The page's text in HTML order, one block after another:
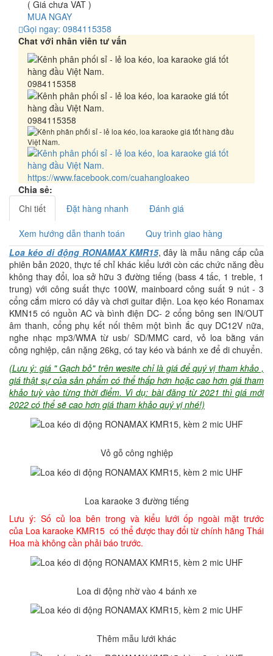
( Giá chưa VAT )
MUA NGAY
Gọi ngay: 0984115358
Chat với nhân viên tư vấn
0984115358
0984115358
https://www.facebook.com/cuahangloakeo
Chia sẻ:
Chi tiết
Đặt hàng nhanh Đánh giá
Xem hướng dẫn thanh toán
Quy trình giao hàng
Loa kéo di động RONAMAX KMR15, đây là mẫu nâng cấp của
phiên bản 2020, thực tế chỉ khác kiểu lưới còn các chức năng đều
không thay đổi, loa sở hữu 3 đường tiếng (bass 4 tấc, 1 treble, 1
trung) với công suất thực 100W, mainboard công suất 9 nút - 3
cổng cắm micro có dây và chơi guitar điện. Loa kẹo kéo Ronamax
KMN15 có nguồn AC và bình điện DC- 2 cổng bông sen IN/OUT
âm thanh, cổng phụ kết nối thêm một bình ắc quy DC12V nữa,
nghe nhạc mp3/WMA từ usb/ SD/MMC card, vỏ loa bằng ván
công nghiệp, cân nặng 26kg, có tay kéo và bánh xe để di chuyển.
(Lưu ý: giá " Gạch bỏ" trên wesite chỉ là giá để quý vị tham khảo ,
giá thật sự của sản phẩm có thể thấp hơn hoặc cao hơn giá tham
khảo tuỳ vào từng thời điểm. Vì dụ: bài đăng từ 2021 thì giá mới
2022 có thể sẽ cao hơn giá tham khảo quý vị nhé!)
Vỏ gỗ công nghiệp
Loa karaoke 3 đường tiếng
Lưu ý: Số củ loa bên trong và kiểu lưới ốp ngoài mặt trước
của Loa karaoke KMR15 có thể được thay đổi từ chính hãng Thái
Hoa mà không cần phải báo trước.
Loa di động nhờ vào 4 bánh xe
Thêm mẫu lưới khác